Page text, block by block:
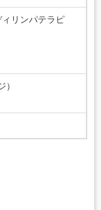
リンパテラピ